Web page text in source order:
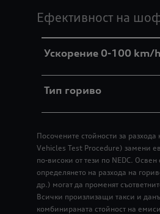
Ефективност на
Ускорение 0-100 km/h
Тип гориво
Посочените стойности за
Vehicles Test Procedure) замени
по-високи от тези по NEDC.
определянето на разхода на
др.) могат да променят
Всички произлизащи такси и
комбинираната стойност на